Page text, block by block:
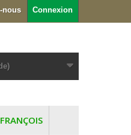
Connexion
nous